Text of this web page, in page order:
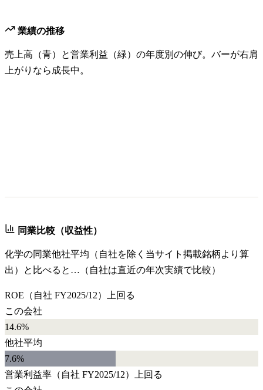
業績の推移
売上高（青）と営業利益（緑）の年度別の伸び。バーが右肩
上がりなら成長中。
同業比較（収益性）
化学の同業他社平均（自社を除く当サイト掲載銘柄より算
出）と比べると…（自社は直近の年次実績で比較）
ROE （自社 FY2025/12）
上回る
この会社
14.6%
他社平均
7.6%
営業利益率 （自社 FY2025/12）
上回る